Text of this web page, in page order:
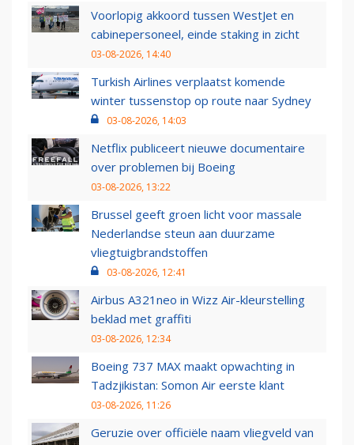
Voorlopig akkoord tussen WestJet en
cabinepersoneel, einde staking in zicht
03-08-2026, 14:40
Turkish Airlines verplaatst komende
winter tussenstop op route naar Sydney
03-08-2026, 14:03
Netflix publiceert nieuwe documentaire
over problemen bij Boeing
03-08-2026, 13:22
Brussel geeft groen licht voor massale
Nederlandse steun aan duurzame
vliegtuigbrandstoffen
03-08-2026, 12:41
Airbus A321neo in Wizz Air-kleurstelling
beklad met graffiti
03-08-2026, 12:34
Boeing 737 MAX maakt opwachting in
Tadzjikistan: Somon Air eerste klant
03-08-2026, 11:26
Geruzie over officiële naam vliegveld van